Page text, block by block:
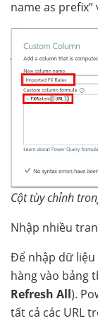
name as
Cột tùy chỉnh
Nhập nhiều
Để nhập dữ liệu
hàng vào bảng
Refresh All).
tất cả các URL